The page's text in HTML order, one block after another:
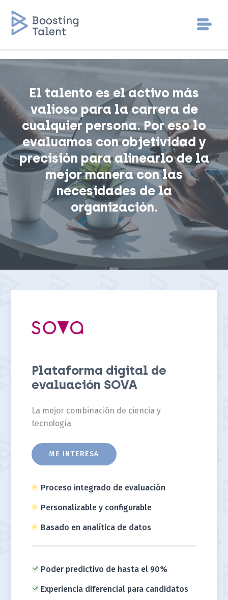
El talento es el activo más
valioso para la carrera de
cualquier persona. Por eso lo
evaluamos con objetividad y
precisión para alinearlo de la
mejor manera con las
necesidades de la
organización.
Plataforma digital de
evaluación SOVA
La mejor combinación de ciencia y
tecnología
ME INTERESA
Proceso integrado de evaluación
Personalizable y configurable
Basado en analítica de datos
Poder predictivo de hasta el 90%
Experiencia diferencial para candidatos